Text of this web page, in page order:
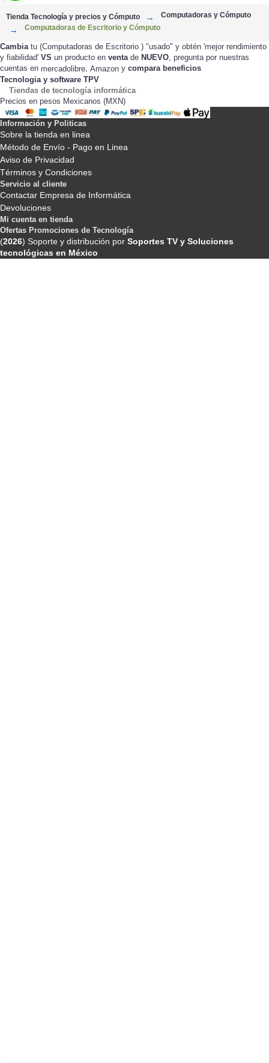
Tienda Tecnología y precios y Cómputo
Computadoras y Cómputo
Computadoras de Escritorio y Cómputo
Cambiatu (Computadoras de Escritorio ) "usado" y obtén 'mejor rendimiento
y fiabilidad' VS un producto en ventade NUEVO, pregunta por nuestras
cuentas en mercadolibre, Amazon y compara beneficios
Tecnologia y software TPV
Tiendas de tecnología informática
Precios en pesos Mexicanos (MXN)
Información y Politicas
Sobre la tienda en linea
Método de Envío - Pago en Linea
Aviso de Privacidad
Términos y Condiciones
Servicio al cliente
Contactar Empresa de Informática
Devoluciones
Mi cuenta en tienda
Ofertas Promociones de Tecnología
(2026) Soporte y distribución por Soportes TV y Soluciones
tecnológicas en México